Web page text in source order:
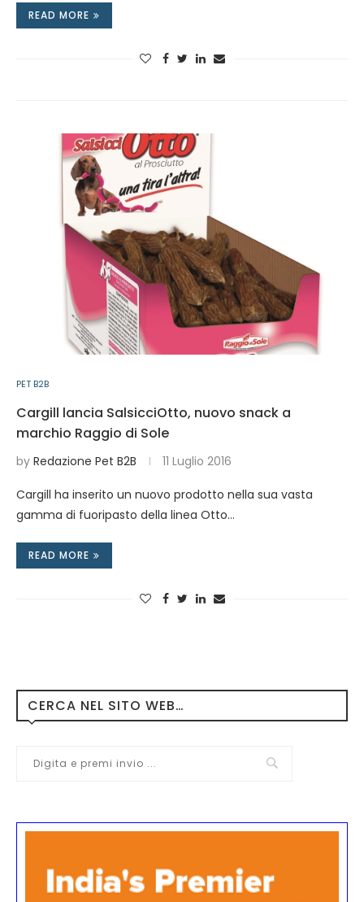
READ MORE
PET B2B
Cargill lancia SalsicciOtto, nuovo snack a
marchio Raggio di Sole
by Redazione Pet B2B 11 Luglio 2016
Cargill ha inserito un nuovo prodotto nella sua vasta
gamma di fuoripasto della linea Otto…
READ MORE
CERCA NEL SITO WEB…